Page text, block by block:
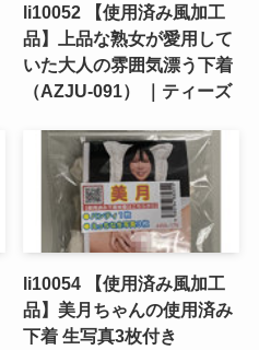
li10052 【使用済み風加工
品】上品な熟女が愛用して
いた大人の雰囲気漂う下着
（AZJU-091） ｜ティーズ
li10054 【使用済み風加工
品】美月ちゃんの使用済み
下着 生写真3枚付き